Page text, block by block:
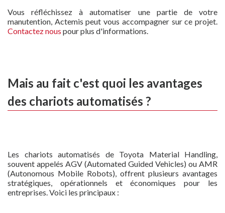
Vous réfléchissez à automatiser une partie de votre
manutention, Actemis peut vous accompagner sur ce projet.
Contactez nous pour plus d'informations.
Mais au fait c'est quoi les avantages
des chariots automatisés ?
Les chariots automatisés de Toyota Material Handling,
souvent appelés AGV (Automated Guided Vehicles) ou AMR
(Autonomous Mobile Robots), offrent plusieurs avantages
stratégiques, opérationnels et économiques pour les
entreprises. Voici les principaux :